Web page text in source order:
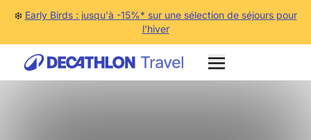
❄️ Early Birds : jusqu'à -15%* sur une sélection de séjours pour
l'hiver